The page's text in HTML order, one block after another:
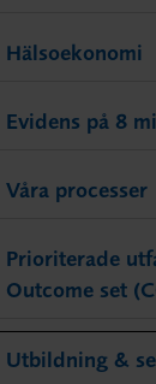
Hälsoekonomi
Evidens på 8
Våra processer
Prioriterade
Outcome set
Utbildning &